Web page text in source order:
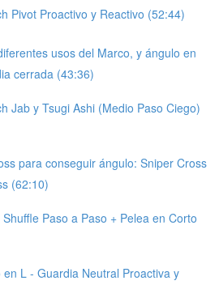
Pivot Proactivo y Reactivo (52:44)
usos del Marco, y ángulo en
cerrada (43:36)
Jab y Tsugi Ashi (Medio Paso Ciego)
para conseguir ángulo: Sniper Cross
(62:10)
Paso a Paso + Pelea en Corto
en L - Guardia Neutral Proactiva y